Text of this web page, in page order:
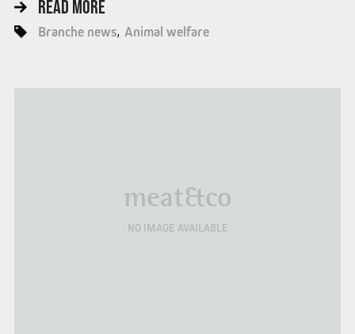
READ MORE
Branche news Animal welfare
meat&co
NO IMAGE AVAILABLE